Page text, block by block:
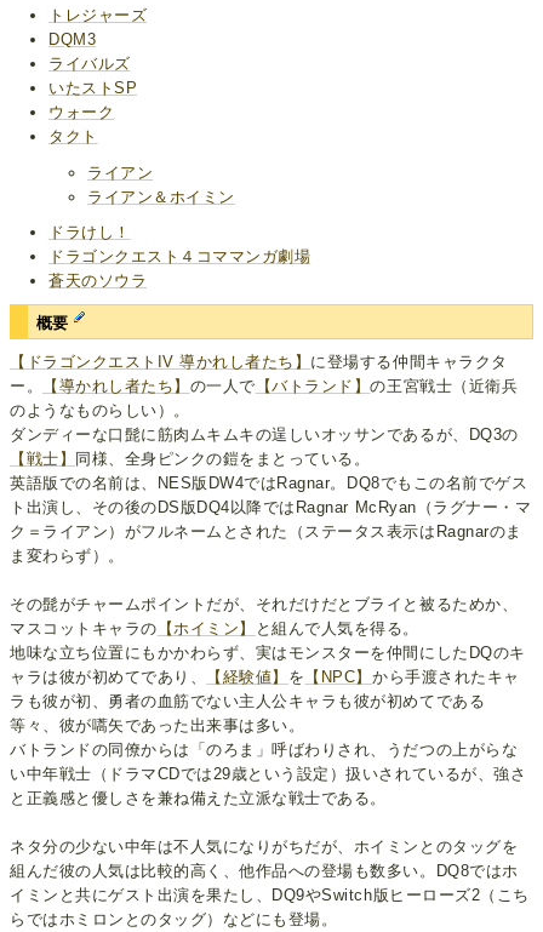
トレジャーズ
DQM3
ライバルズ
いたストSP
ウォーク
タクト
ライアン
ライアン＆ホイミン
ドラけし！
ドラゴンクエスト４コママンガ劇場
蒼天のソウラ
概要
【ドラゴンクエストIV 導かれし者たち】 に登場する仲間キャラクタ
ー。
【導かれし者たち】 の一人で 【バトランド】の王宮戦士（近衛兵
のようなものらしい）。
ダンディーな口髭に筋肉ムキムキの逞しいオッサンであるが、DQ3の
【戦士】
同様、全身ピンクの鎧をまとっている。
英語版での名前は、NES版DW4ではRagnar。DQ8でもこの名前でゲス
ト出演し、その後のDS版DQ4以降ではRagnar McRyan（ラグナー・マ
ク＝ライアン）がフルネームとされた（ステータス表示はRagnarのま
ま変わらず）。
その髭がチャームポイントだが、それだけだとブライと被るためか、
マスコットキャラの 【ホイミン】
と組んで人気を得る。
地味な立ち位置にもかかわらず、実はモンスターを仲間にしたDQのキ
ャラは彼が初めてであり、
【経験値】 を 【NPC】 から手渡されたキャ
ラも彼が初、勇者の血筋でない主人公キャラも彼が初めてである
等々、彼が嚆矢であった出来事は多い。
バトランドの同僚からは「のろま」呼ばわりされ、うだつの上がらな
い中年戦士（ドラマCDでは29歳という設定）扱いされているが、強さ
と正義感と優しさを兼ね備えた立派な戦士である。
ネタ分の少ない中年は不人気になりがちだが、ホイミンとのタッグを
組んだ彼の人気は比較的高く、他作品への登場も数多い。DQ8ではホ
イミンと共にゲスト出演を果たし、DQ9やSwitch版ヒーローズ2（こち
らではホミロンとのタッグ）などにも登場。